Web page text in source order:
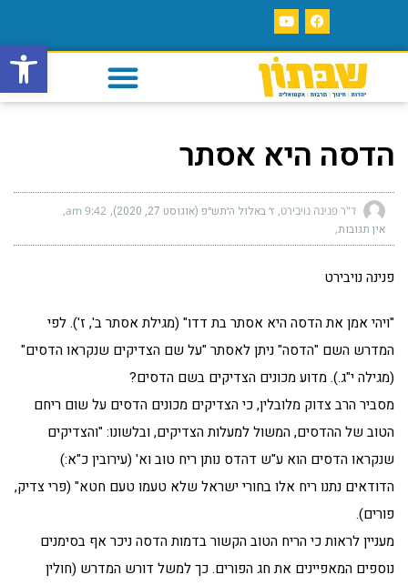
פתח
הדסה היא אסתר
ד"ר פנינה נויבירט ז׳ באלול ה׳תש״פ (אוגוסט 27, 2020) 9:42 am
אין תגובות
פנינה נויבירט
"ויהי אמן את הדסה היא אסתר בת דדו" (מגילת אסתר ב', ז'). לפי
המדרש השם "הדסה" ניתן לאסתר "על שם הצדיקים שנקראו הדסים"
(מגילה י"ג.). מדוע מכונים הצדיקים בשם הדסים?
מסביר הרב צדוק מלובלין, כי הצדיקים מכונים הדסים על שום ריחם
הטוב של ההדסים, המשול למעלות הצדיקים, ובלשונו: "והצדיקים
שנקראו הדסים הוא ע"ש דהדס נותן ריח טוב וא' (עירובין כ"א:)
הדודאים נתנו ריח אלו בחורי ישראל שלא טעמו טעם חטא" (פרי צדיק,
פורים).
מעניין לראות כי הריח הטוב הקשור בדמות הדסה ניכר אף בסימנים
נוספים המאפיינים את חג הפורים. כך למשל דורש המדרש (חולין